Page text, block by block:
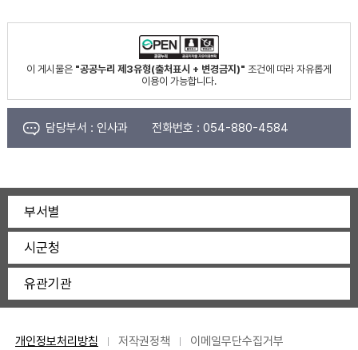
이 게시물은 "공공누리 제3유형(출처표시 + 변경금지)" 조건에 따라 자유롭게
이용이 가능합니다.
담당부서 : 인사과 전화번호 : 054-880-4584
부서별
시군청
유관기관
개인정보처리방침 저작권정책 이메일무단수집거부